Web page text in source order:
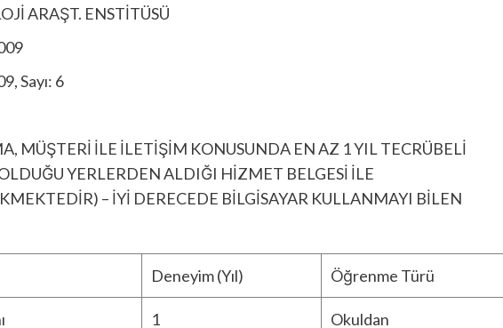
ARAŞT. ENSTİTÜSÜ
Sayı: 6
MÜŞTERİ İLE İLETİŞİM KONUSUNDA EN AZ 1 YIL TECRÜBELİ
YERLERDEN ALDIĞI HİZMET BELGESİ İLE
– İYİ DERECEDE BİLGİSAYAR KULLANMAYI BİLEN
Deneyim (Yıl) Öğrenme Türü
1 Okuldan